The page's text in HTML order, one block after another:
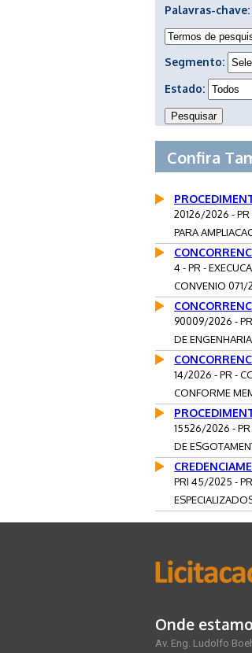
Palavras-chave:
Segmento:
Estado:
Confira
20126/2026 - PR
PARA
4 - PR -
CONVENIO 071/
90009/2026 - PR
DE
14/2026 - PR -
CONFORME
15526/2026 - PR
DE
PRI 45/2025 - PR
Onde
Av. Eng. Ludolfo